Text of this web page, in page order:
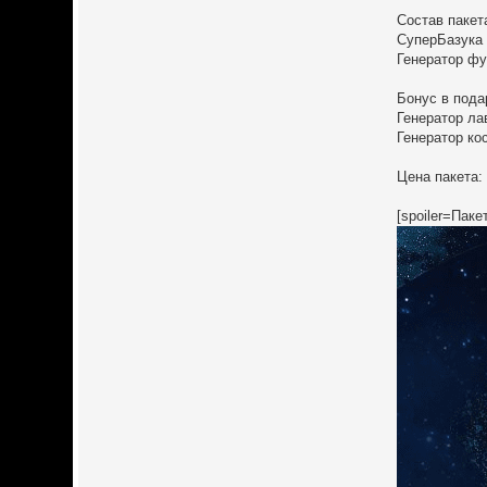
Состав
Генератор
Бонус в
Генератор
Генератор
Цена